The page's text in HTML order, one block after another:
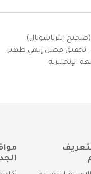
(صحيح انترناشونال)
– تحقيق فضل إلهي ظهير
الإنجليزية